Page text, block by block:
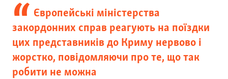
Європейські міністерства
закордонних справ реагують на поїздки
цих представників до Криму нервово і
жорстко, повідомляючи про те, що так
робити не можна